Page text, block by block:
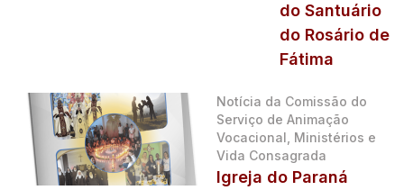
do Santuário
do Rosário de
Fátima
Notícia da Comissão do
Serviço de Animação
Vocacional, Ministérios e
Vida Consagrada
Igreja do Paraná